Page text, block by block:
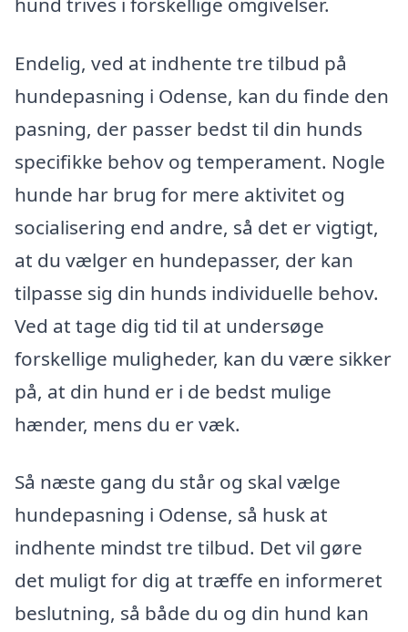
Endelig, ved at indhente tre tilbud på
hundepasning i Odense, kan du finde den
pasning, der passer bedst til din hunds
specifikke behov og temperament. Nogle
hunde har brug for mere aktivitet og
socialisering end andre, så det er vigtigt,
at du vælger en hundepasser, der kan
tilpasse sig din hunds individuelle behov.
Ved at tage dig tid til at undersøge
forskellige muligheder, kan du være sikker
på, at din hund er i de bedst mulige
hænder, mens du er væk.
Så næste gang du står og skal vælge
hundepasning i Odense, så husk at
indhente mindst tre tilbud. Det vil gøre
det muligt for dig at træffe en informeret
beslutning, så både du og din hund kan